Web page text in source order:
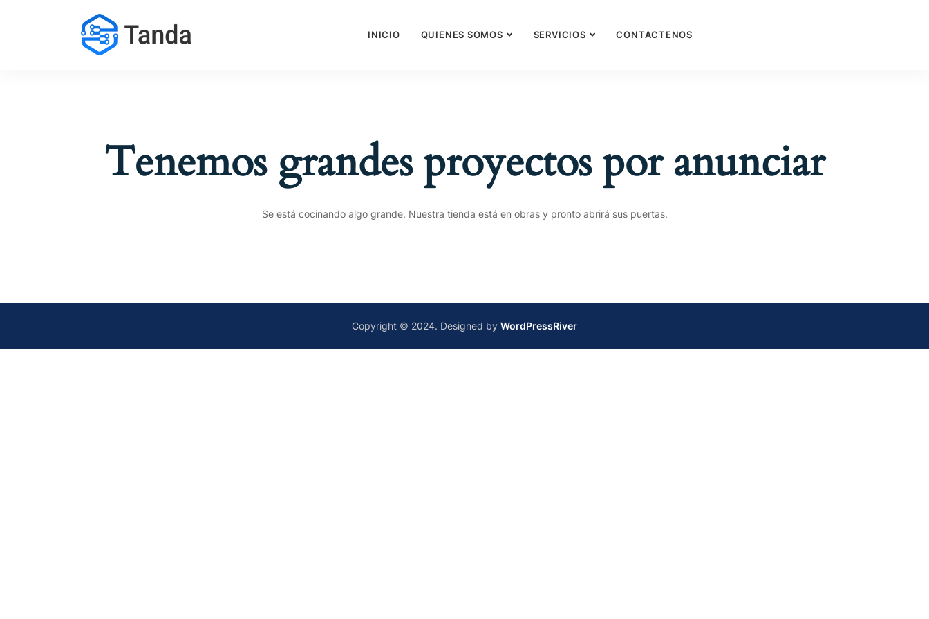
INICIO QUIENES SOMOS SERVICIOS CONTACTENOS
Tenemos grandes proyectos por anunciar
Se está cocinando algo grande. Nuestra tienda está en obras y pronto abrirá sus puertas.
Copyright © 2024. Designed by WordPressRiver